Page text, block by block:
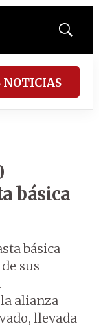
Mostrar
básica
básica
sus
alianza
llevada